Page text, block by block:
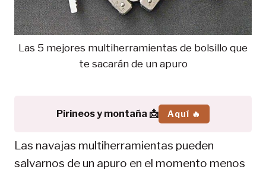
Las 5 mejores multiherramientas de bolsillo que
te sacarán de un apuro
Pirineos y montaña 📩 Aquí 🔥
Las navajas multiherramientas pueden
salvarnos de un apuro en el momento menos